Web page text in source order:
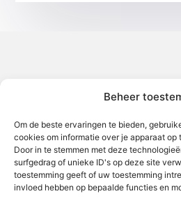
Beheer
Om de beste ervaringen te bieden,
cookies om informatie over je apparaat op
Door in te stemmen met deze
surfgedrag of unieke ID's op deze site
toestemming geeft of uw toestemming
invloed hebben op bepaalde functies en
Jouw gids voor inspiratie en tips uit
Ontdek een brede verzameling
om het meeste uit elke dag te halen,
en verrassende inzichten.
Bericht categorie